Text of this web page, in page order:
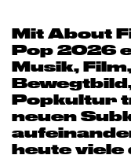
Mit About
Pop 2026
Musik,
Popkultur
neuen
heute viele